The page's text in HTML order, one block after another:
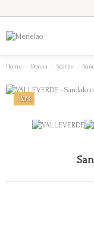
Home Donna Scarpe
-30%